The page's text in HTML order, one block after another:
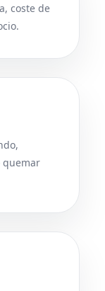
coste de
quemar